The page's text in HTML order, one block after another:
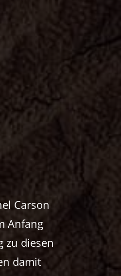
Carson
Anfang
zu diesen
damit